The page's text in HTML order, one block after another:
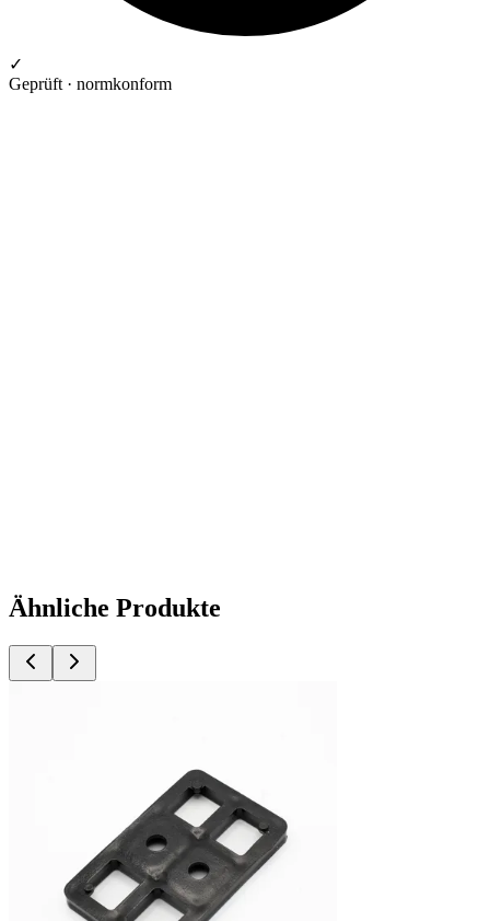
✓
Geprüft · normkonform
Ähnliche Produkte